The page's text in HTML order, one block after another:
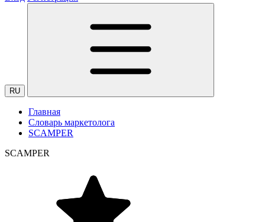
RU
Главная
Словарь маркетолога
SCAMPER
SCAMPER